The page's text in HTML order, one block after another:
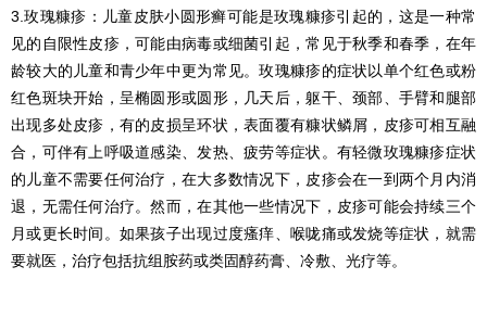
3.玫瑰糠疹：儿童皮肤小圆形癣可能是玫瑰糠疹引起的，这是一种常
见的自限性皮疹，可能由病毒或细菌引起，常见于秋季和春季，在年
龄较大的儿童和青少年中更为常见。玫瑰糠疹的症状以单个红色或粉
红色斑块开始，呈椭圆形或圆形，几天后，躯干、颈部、手臂和腿部
出现多处皮疹，有的皮损呈环状，表面覆有糠状鳞屑，皮疹可相互融
合，可伴有上呼吸道感染、发热、疲劳等症状。有轻微玫瑰糠疹症状
的儿童不需要任何治疗，在大多数情况下，皮疹会在一到两个月内消
退，无需任何治疗。然而，在其他一些情况下，皮疹可能会持续三个
月或更长时间。如果孩子出现过度瘙痒、喉咙痛或发烧等症状，就需
要就医，治疗包括抗组胺药或类固醇药膏、冷敷、光疗等。